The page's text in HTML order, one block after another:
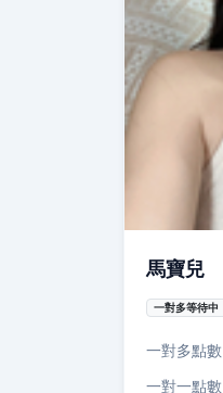
馬寶兒
一對多等待中
一對多點數
一對一點數